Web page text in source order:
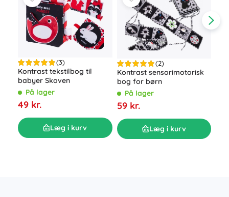
(3)
Kontrast tekstilbog til
babyer Skoven
På lager
49 kr.
Læg i kurv
(2)
Kontrast sensorimotorisk
bog for børn
På lager
59 kr.
Læg i kurv